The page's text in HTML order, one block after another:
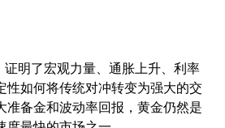
明了宏观力量、通胀上升、利率
性如何将传统对冲转变为强大的交
准备金和波动率回报，黄金仍然是